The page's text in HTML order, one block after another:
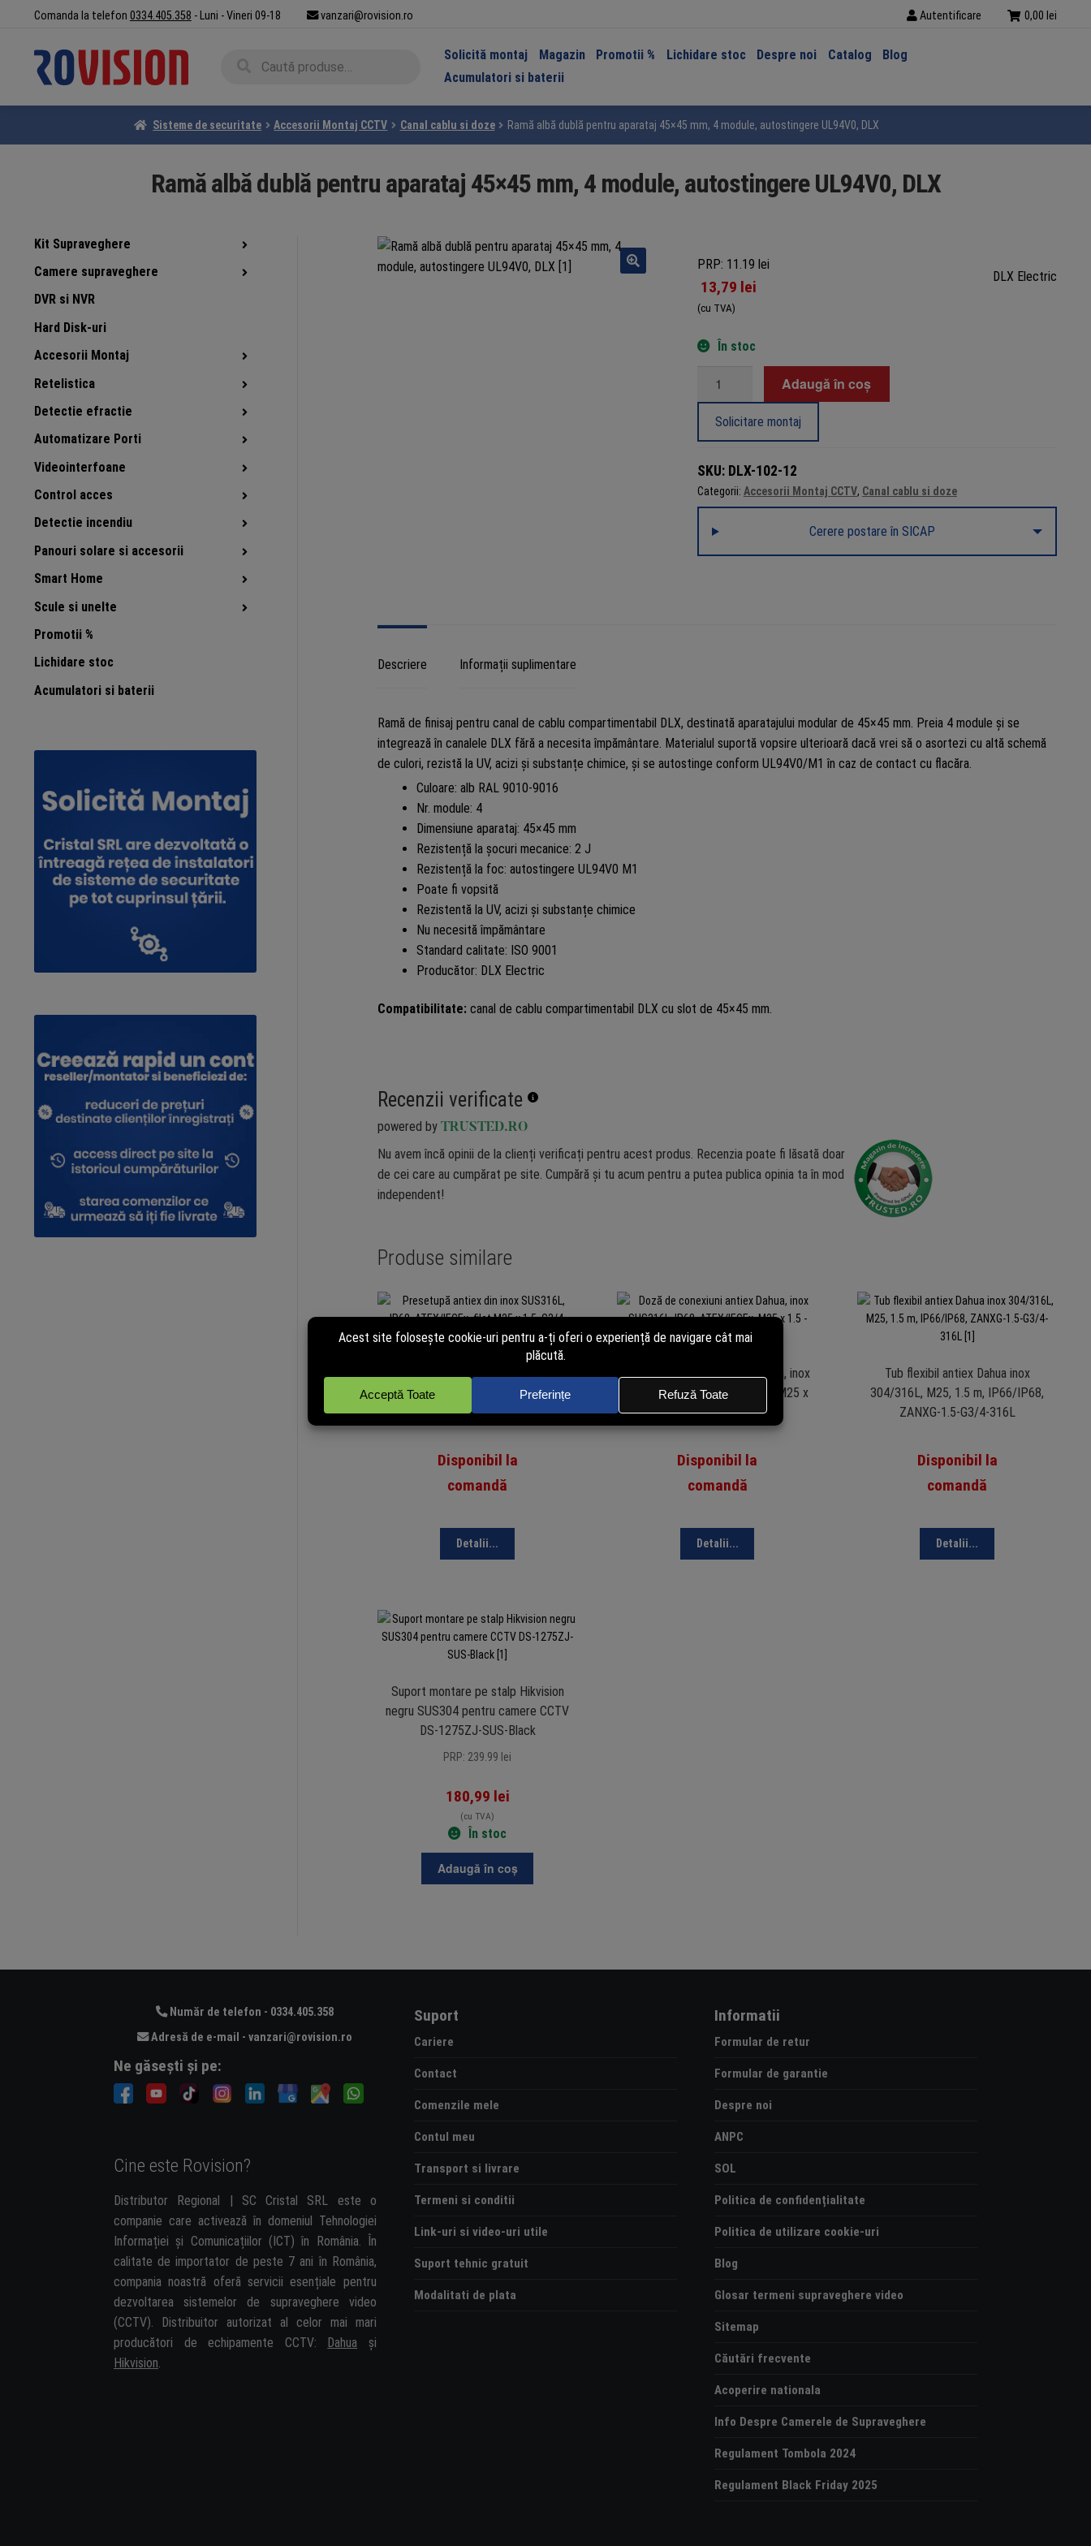
navigare
conținut
Comanda la telefon 0334.405.358 - Luni - Vineri 09-18 vanzari@rovision.ro Autentificare 0,00 lei
Solicită montaj Magazin Promotii % Lichidare stoc Despre noi Catalog
Blog
Acumulatori si baterii
Sisteme de securitate Accesorii Montaj CCTV Canal cablu si doze Ramă albă dublă pentru aparataj 45×45 mm, 4 module, autostingere UL94V0, DLX
Ramă albă dublă pentru aparataj 45×45 mm, 4 module, autostingere UL94V0, DLX
PRP: 11.19 lei
13,79 lei
(cu TVA)
DLX Electric
În stoc
albă
aparataj
45×45
module,
Adaugă în coș
Solicitare montaj
SKU: DLX-102-12
Categorii: Accesorii Montaj CCTV, Canal cablu si doze
Cerere postare în SICAP
Descriere Informații suplimentare
Ramă de finisaj pentru canal de cablu compartimentabil DLX, destinată aparatajului modular de 45×45 mm. Preia 4 module și se
integrează în canalele DLX fără a necesita împământare. Materialul suportă vopsire ulterioară dacă vrei să o asortezi cu altă schemă
de culori, rezistă la UV, acizi și substanțe chimice, și se autostinge conform UL94V0/M1 în caz de contact cu flacăra.
Culoare: alb RAL 9010-9016
Nr. module: 4
Dimensiune aparataj: 45×45 mm
Rezistență la șocuri mecanice: 2 J
Rezistență la foc: autostingere UL94V0 M1
Poate fi vopsită
Rezistentă la UV, acizi și substanțe chimice
Nu necesită împământare
Standard calitate: ISO 9001
Producător: DLX Electric
Compatibilitate:canal de cablu compartimentabil DLX cu slot de 45×45 mm.
Recenzii verificate
powered by TRUSTED.RO
Nu avem încă opinii de la clienți verificați pentru acest produs. Recenzia poate fi lăsată doar
de cei care au cumpărat pe site. Cumpără și tu acum pentru a putea publica opinia ta în mod
independent!
Produse similare
IP68, ATEX/IECEx, filet M25 x 1.5,
G3/4, Dahua ZAEX02
Disponibil la
comandă
Detalii...
Doză de conexiuni antiex Dahua, inox
SUS316L, IP68, ATEX/IECEx, M25 x
1.5 – CZ300
Disponibil la
comandă
Detalii...
Tub flexibil antiex Dahua inox
304/316L, M25, 1.5 m, IP66/IP68,
ZANXG-1.5-G3/4-316L
Disponibil la
comandă
Detalii...
Suport montare pe stalp Hikvision
negru SUS304 pentru camere CCTV
DS-1275ZJ-SUS-Black
PRP: 239.99 lei
180,99 lei
(cu TVA)
În stoc
Adaugă în coș
Kit Supraveghere
Camere supraveghere
DVR si NVR
Hard Disk-uri
Accesorii Montaj
Retelistica
Detectie efractie
Automatizare Porti
Videointerfoane
Control acces
Detectie incendiu
Panouri solare si accesorii
Smart Home
Scule si unelte
Promotii %
Lichidare stoc
Acumulatori si baterii
Număr de telefon - 0334.405.358
Adresă de e-mail - vanzari@rovision.ro
Ne găsești și pe:
Cine este Rovision?
Distributor Regional | SC Cristal SRL este o
companie care activează în domeniul Tehnologiei
Informației și Comunicațiilor (ICT) în România. În
calitate de importator de peste 7 ani în România,
compania noastră oferă servicii esențiale pentru
dezvoltarea sistemelor de supraveghere video
(CCTV). Distribuitor autorizat al celor mai mari
producători de echipamente CCTV:
Dahua și
Hikvision.
Suport
Cariere
Contact
Comenzile mele
Contul meu
Transport si livrare
Termeni si conditii
Link-uri si video-uri utile
Suport tehnic gratuit
Modalitati de plata
Informatii
Formular de retur
Formular de garantie
Despre noi
ANPC
SOL
Politica de confidențialitate
Politica de utilizare cookie-uri
Blog
Glosar termeni supraveghere video
Sitemap
Căutări frecvente
Acoperire nationala
Info Despre Camerele de Supraveghere
Regulament Tombola 2024
Regulament Black Friday 2025